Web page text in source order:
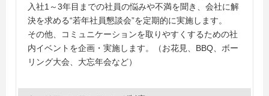
入社1～3年目までの社員の悩みや不満を聞き、会社に解
決を求める“若年社員懇談会”を定期的に実施します。
その他、コミュニケーションを取りやすくするための社
内イベントを企画・実施します。（お花見、BBQ、ボー
リング大会、大忘年会など）